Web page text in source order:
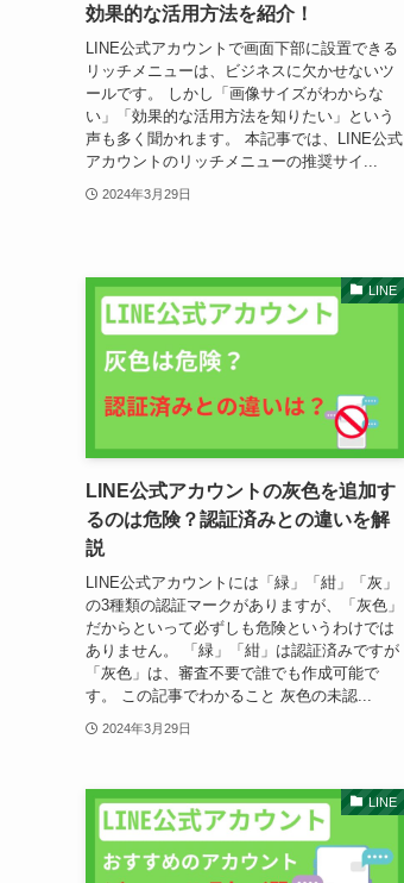
効果的な活用方法を紹介！
LINE公式アカウントで画面下部に設置できる
リッチメニューは、ビジネスに欠かせないツ
ールです。 しかし「画像サイズがわからな
い」「効果的な活用方法を知りたい」という
声も多く聞かれます。 本記事では、LINE公式
アカウントのリッチメニューの推奨サイ...
2024年3月29日
LINE
LINE公式アカウントの灰色を追加す
るのは危険？認証済みとの違いを解
説
LINE公式アカウントには「緑」「紺」「灰」
の3種類の認証マークがありますが、「灰色」
だからといって必ずしも危険というわけでは
ありません。 「緑」「紺」は認証済みですが
「灰色」は、審査不要で誰でも作成可能で
す。 この記事でわかること 灰色の未認...
2024年3月29日
LINE